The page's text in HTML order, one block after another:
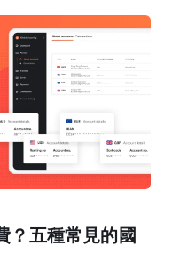
？五種常見的國